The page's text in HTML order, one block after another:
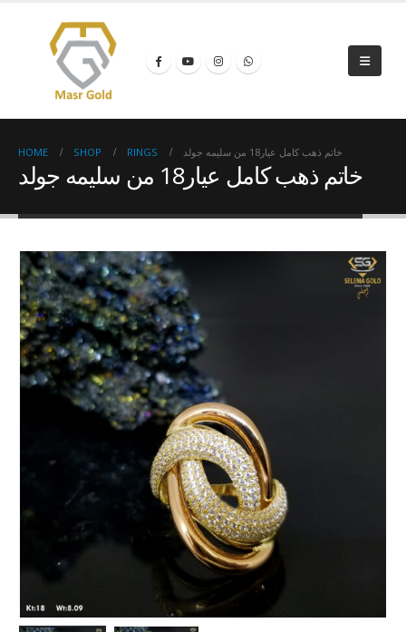
HOME SHOP RINGS خاتم ذهب كامل عيار18 من سليمه جولد
خاتم ذهب كامل عيار18 من سليمه جولد